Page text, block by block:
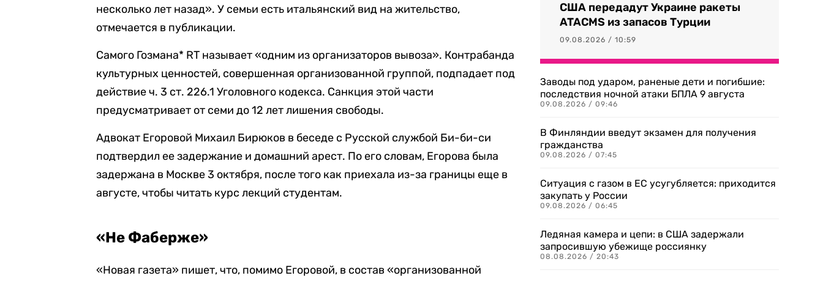
несколько лет назад». У семьи есть итальянский вид на жительство,
отмечается в публикации.
Самого Гозмана* RT называет «одним из организаторов вывоза». Контрабанда
культурных ценностей, совершенная организованной группой, подпадает под
действие ч. 3 ст. 226.1 Уголовного кодекса. Санкция этой части
предусматривает от семи до 12 лет лишения свободы.
Адвокат Егоровой Михаил Бирюков в беседе с Русской службой Би-би-си
подтвердил ее задержание и домашний арест. По его словам, Егорова была
задержана в Москве 3 октября, после того как приехала из-за границы еще в
августе, чтобы читать курс лекций студентам.
«Не Фаберже»
«Новая газета» пишет, что, помимо Егоровой, в состав «организованной
США передадут Украине ракеты
ATACMS из запасов Турции
09.08.2026 / 10:59
Заводы под ударом, раненые дети и погибшие:
последствия ночной атаки БПЛА 9 августа
09.08.2026 / 09:46
В Финляндии введут экзамен для получения
гражданства
09.08.2026 / 07:45
Ситуация с газом в ЕС усугубляется: приходится
закупать у России
09.08.2026 / 06:45
Ледяная камера и цепи: в США задержали
запросившую убежище россиянку
08.08.2026 / 20:43